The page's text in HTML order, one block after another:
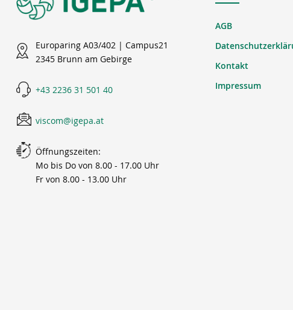
Europaring A03/402 | Campus21
2345 Brunn am Gebirge
+43 2236 31 501 40
viscom@igepa.at
Öffnungszeiten:
Mo bis Do von 8.00 - 17.00 Uhr
Fr von 8.00 - 13.00 Uhr
AGB
Kontakt
Impressum